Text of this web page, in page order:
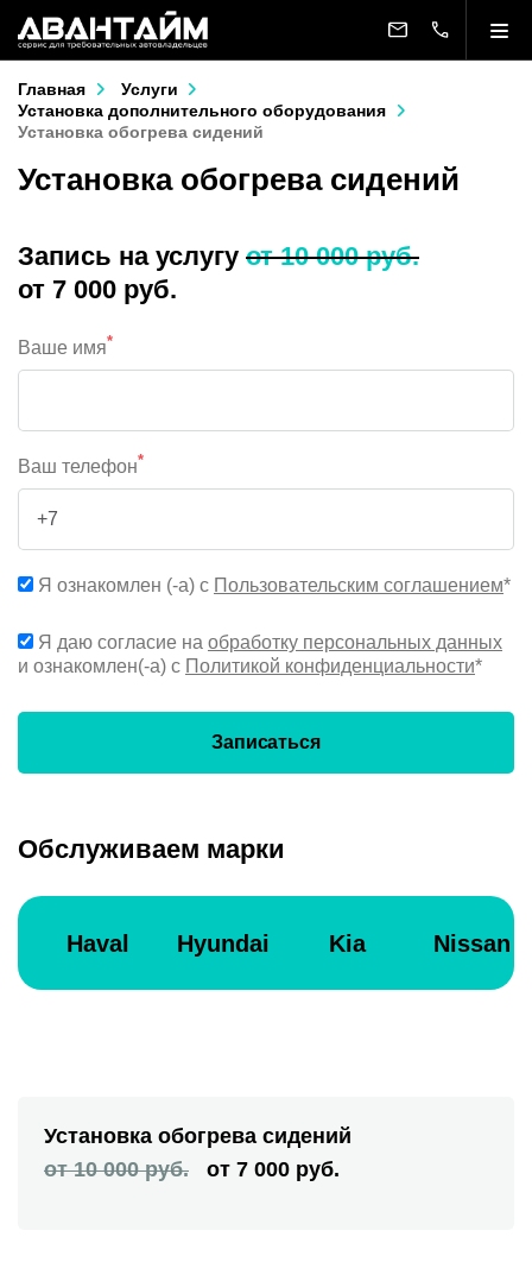
Главная
Услуги
Установка дополнительного оборудования
Установка обогрева сидений
Установка обогрева сидений
Запись на услугу от 10 000 руб.
от 7 000 руб.
Ваше имя*
Ваш телефон*
Я ознакомлен (-а) с Пользовательским соглашением*
Я даю согласие на обработку персональных данных
и ознакомлен(-а) с Политикой конфиденциальности*
Записаться
Обслуживаем марки
Haval Hyundai Kia Nissan
Установка обогрева сидений
от 10 000 руб.
от 7 000 руб.